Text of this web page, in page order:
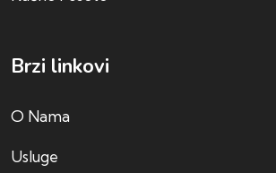
Brzi linkovi
O Nama
Usluge